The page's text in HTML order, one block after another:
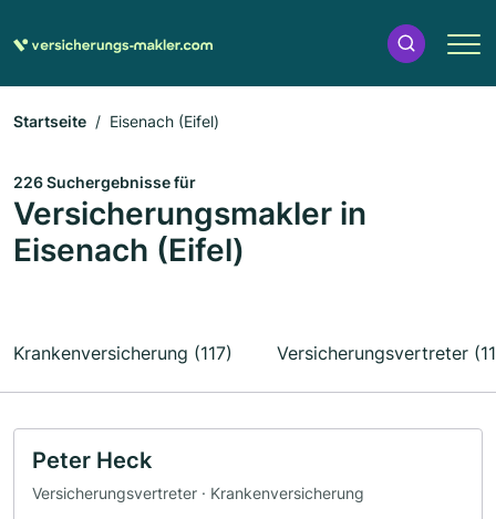
Startseite Eisenach (Eifel)
226 Suchergebnisse für
Versicherungsmakler in
Eisenach (Eifel)
Krankenversicherung (117) Versicherungsvertreter
Peter Heck
Versicherungsvertreter · Krankenversicherung